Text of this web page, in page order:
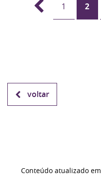
1 2
voltar
Conteúdo atualizado em